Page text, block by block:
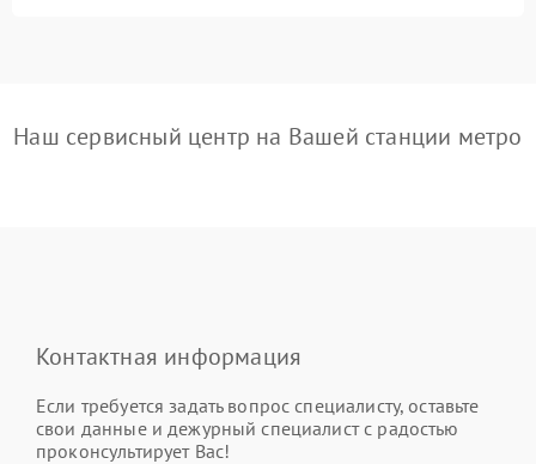
Наш сервисный центр на Вашей станции метро
Контактная информация
Если требуется задать вопрос специалисту, оставьте
свои данные и дежурный специалист с радостью
проконсультирует Вас!